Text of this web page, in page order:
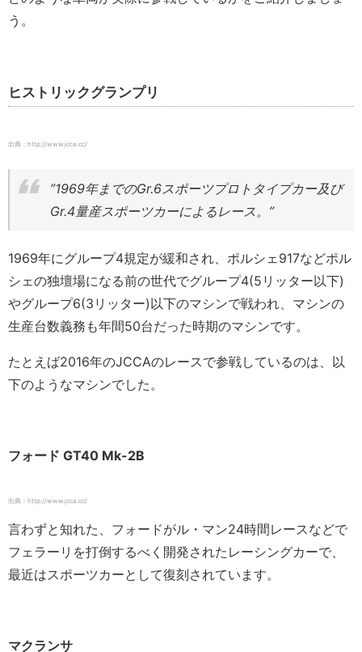
う。
ヒストリックグランプリ
出典：http://www.jcca.cc/
”1969年までのGr.6スポーツプロトタイプカー及び
Gr.4量産スポーツカーによるレース。”
1969年にグループ4規定が緩和され、ポルシェ917などポル
シェの独壇場になる前の世代でグループ4(5リッター以下)
やグループ6(3リッター)以下のマシンで戦われ、マシンの
生産台数義務も年間50台だった時期のマシンです。
たとえば2016年のJCCAのレースで参戦しているのは、以
下のようなマシンでした。
フォード GT40 Mk-2B
出典：http://www.jcca.cc/
言わずと知れた、フォードがル・マン24時間レースなどで
フェラーリを打倒するべく開発されたレーシングカーで、
最近はスポーツカーとして復刻されています。
マクランサ